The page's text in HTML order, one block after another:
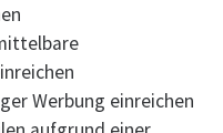
Werbung einreichen